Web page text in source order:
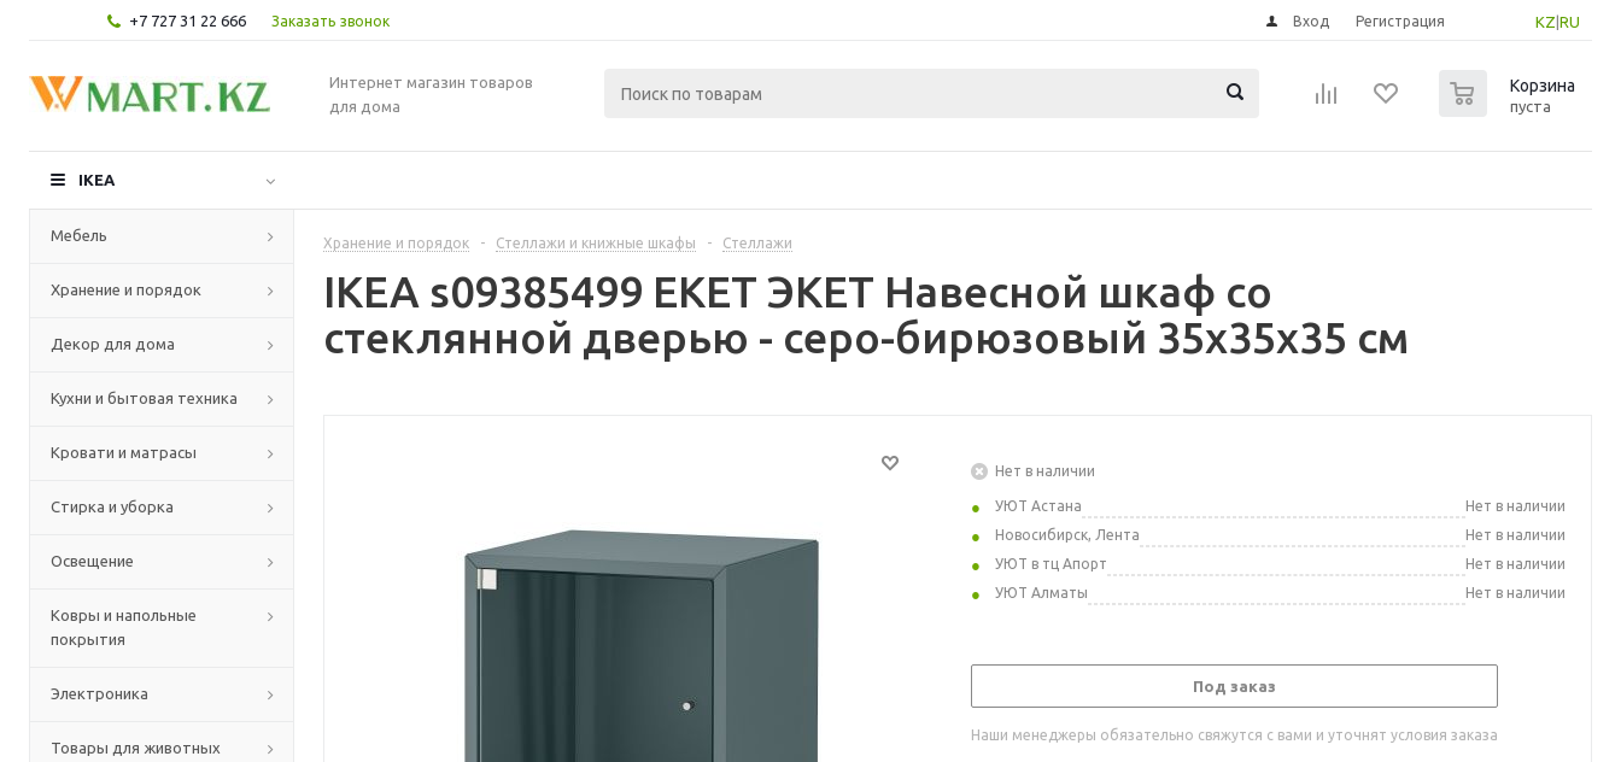
+7 727 31 22 666 Заказать звонок KZ RU
Вход Регистрация
Интернет магазин товаров
для дома
Корзина
пуста
IKEA
Мебель
Хранение и порядок
Декор для дома
Кухни и бытовая техника
Кровати и матрасы
Стирка и уборка
Освещение
Ковры и напольные
покрытия
Электроника
Товары для животных
Хранение и порядок - Стеллажи и книжные шкафы - Стеллажи
IKEA s09385499 EKET ЭКЕТ Навесной шкаф со
стеклянной дверью - серо-бирюзовый 35x35x35 см
Нет в наличии
УЮТ Астана
Нет в наличии
Новосибирск, Лента
Нет в наличии
УЮТ в тц Апорт
Нет в наличии
УЮТ Алматы
Нет в наличии
Под заказ
Наши менеджеры обязательно свяжутся с вами и уточнят условия заказа